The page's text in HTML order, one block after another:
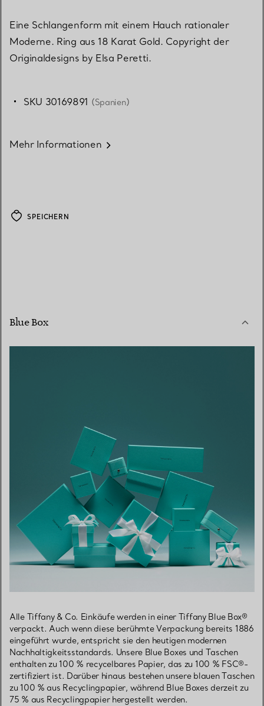
Eine Schlangenform mit einem Hauch rationaler
Moderne. Ring aus 18 Karat Gold. Copyright der
Originaldesigns by Elsa Peretti.
SKU 30169891 (Spanien)
Mehr Informationen
SPEICHERN
Blue Box
Alle Tiffany & Co. Einkäufe werden in einer Tiffany Blue Box®
verpackt. Auch wenn diese berühmte Verpackung bereits 1886
eingeführt wurde, entspricht sie den heutigen modernen
Nachhaltigkeitsstandards. Unsere Blue Boxes und Taschen
enthalten zu 100 % recycelbares Papier, das zu 100 % FSC®-
zertifiziert ist. Darüber hinaus bestehen unsere blauen Taschen
zu 100 % aus Recyclingpapier, während Blue Boxes derzeit zu
75 % aus Recyclingpapier hergestellt werden.